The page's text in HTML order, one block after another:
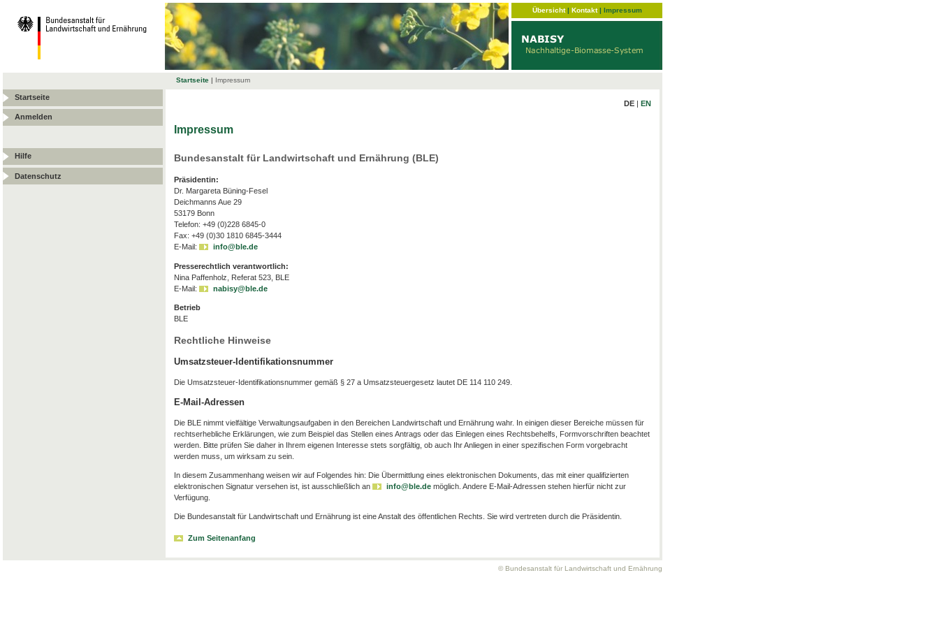
Übersicht| Kontakt| Impressum
Startseite | Impressum
Startseite
Anmelden
Hilfe
Datenschutz
DE |EN
Impressum
Bundesanstalt für Landwirtschaft und Ernährung (BLE)
Präsidentin:
Dr. Margareta Büning-Fesel
Deichmanns Aue 29
53179 Bonn
Telefon: +49 (0)228 6845-0
Fax: +49 (0)30 1810 6845-3444
E-Mail:
info@ble.de
Presserechtlich verantwortlich:
Nina Paffenholz, Referat 523, BLE
E-Mail:
nabisy@ble.de
Betrieb
BLE
Rechtliche Hinweise
Umsatzsteuer-Identifikationsnummer
Die Umsatzsteuer-Identifikationsnummer gemäß § 27 a Umsatzsteuergesetz lautet DE 114 110 249.
E-Mail-Adressen
Die BLE nimmt vielfältige Verwaltungsaufgaben in den Bereichen Landwirtschaft und Ernährung wahr. In einigen dieser Bereiche müssen für
rechtserhebliche Erklärungen, wie zum Beispiel das Stellen eines Antrags oder das Einlegen eines Rechtsbehelfs, Formvorschriften beachtet
werden. Bitte prüfen Sie daher in Ihrem eigenen Interesse stets sorgfältig, ob auch Ihr Anliegen in einer spezifischen Form vorgebracht
werden muss, um wirksam zu sein.
In diesem Zusammenhang weisen wir auf Folgendes hin: Die Übermittlung eines elektronischen Dokuments, das mit einer qualifizierten
elektronischen Signatur versehen ist, ist ausschließlich an
info@ble.demöglich. Andere E-Mail-Adressen stehen hierfür nicht zur
Verfügung.
Die Bundesanstalt für Landwirtschaft und Ernährung ist eine Anstalt des öffentlichen Rechts. Sie wird vertreten durch die Präsidentin.
Zum Seitenanfang
© Bundesanstalt für Landwirtschaft und Ernährung